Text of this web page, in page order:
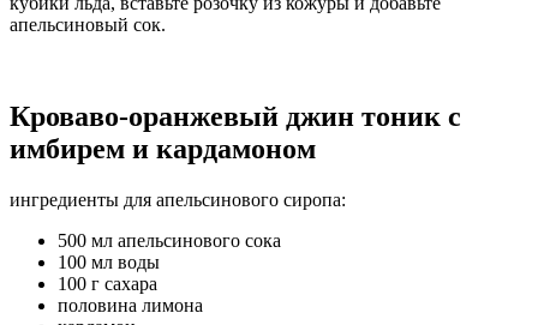
апельсиновый сок.
Кроваво-оранжевый джин тоник с
имбирем и кардамоном
ингредиенты для апельсинового сиропа:
500 мл апельсинового сока
100 мл воды
100 г сахара
половина лимона